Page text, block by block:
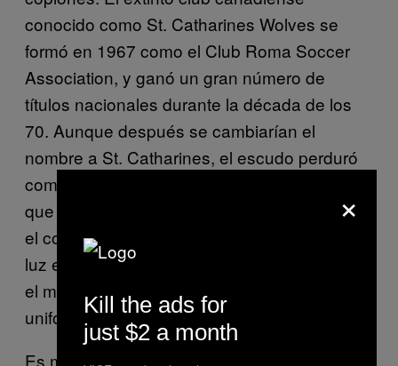
conocido como St. Catharines Wolves se
formó en 1967 como el Club Roma Soccer
Association, y ganó un gran número de
títulos nacionales durante la década de los
70. Aunque después se cambiarían el
nombre a St. Catharines, el escudo perduró
como una fiel copia del AS Roma, al igual
que los colores del uniforme. En Sudamérica,
el conjunto peruano Club Atlético Torino vio la
luz en 1946, cuando el uniforme de Turín era
el más elegante en Europa. Jugaron con
uniformes marrones como homenaje.
Es momento de dirigir nuestra atención a
×
Kill the ads for
just $2 a month